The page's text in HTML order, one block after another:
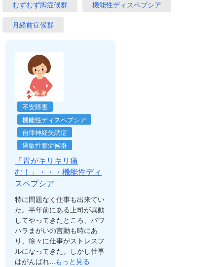
むずむず脚症候群 機能性ディスペプシア
月経前症候群
不安障害
機能性ディスペプシア
自律神経失調症
過敏性腸症候群
「胃がキリキリ痛
む！」・・・機能性ディ
スペプシア
特に問題なく仕事も出来てい
た。半年前にある上司が異動
してやってきたところ、パワ
ハラまがいの言動も時にあ
り、徐々に仕事がストレスフ
ルになってきた。しかし仕事
はがんばれ...もっと見る